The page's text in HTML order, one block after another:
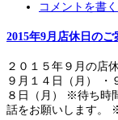
コメントを書く
2015年9月店休日の
２０１５年９月の店
９月１４日（月） ・
８日（月） ※待ち時
話をお願いします。